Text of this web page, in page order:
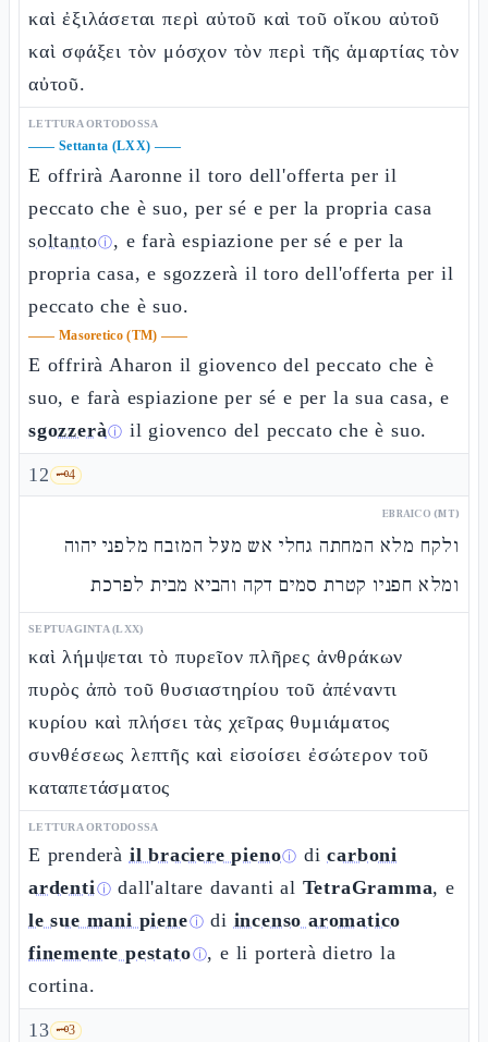
καὶ ἐξιλάσεται περὶ αὐτοῦ καὶ τοῦ οἴκου αὐτοῦ
καὶ σφάξει τὸν μόσχον τὸν περὶ τῆς ἁμαρτίας τὸν
αὐτοῦ.
LETTURA ORTODOSSA
—— Settanta (LXX) ——
E offrirà Aaronne il toro dell'offerta per il
peccato che è suo, per sé e per la propria casa
soltantoⓘ, e farà espiazione per sé e per la
propria casa, e sgozzerà il toro dell'offerta per il
peccato che è suo.
—— Masoretico (TM) ——
E offrirà Aharon il giovenco del peccato che è
suo, e farà espiazione per sé e per la sua casa, e
sgozzeràⓘ il giovenco del peccato che è suo.
12 🗝️4
EBRAICO (MT)
ולקח מלא המחתה גחלי אש מעל המזבח מלפני יהוה
ומלא חפניו קטרת סמים דקה והביא מבית לפרכת
SEPTUAGINTA (LXX)
καὶ λήμψεται τὸ πυρεῖον πλῆρες ἀνθράκων
πυρὸς ἀπὸ τοῦ θυσιαστηρίου τοῦ ἀπέναντι
κυρίου καὶ πλήσει τὰς χεῖρας θυμιάματος
συνθέσεως λεπτῆς καὶ εἰσοίσει ἐσώτερον τοῦ
καταπετάσματος
LETTURA ORTODOSSA
E prenderà il braciere pienoⓘ dicarboni
ardentiⓘ dall'altare davanti al TetraGramma, e
le sue mani pieneⓘ di incenso aromatico
finemente pestatoⓘ, e li porterà dietro la
cortina.
13 🗝️3